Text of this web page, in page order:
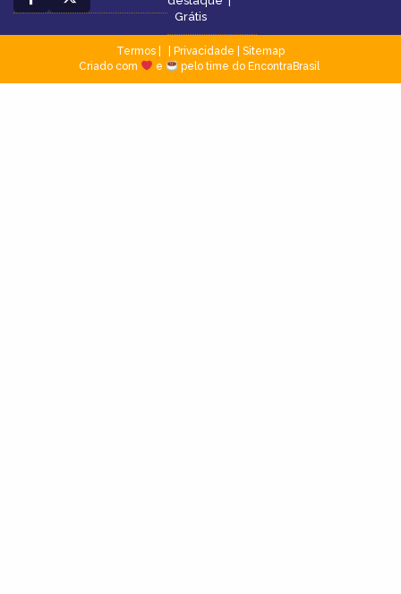
Grátis
Termos Privacidade
Sitemap
Criado com
e pelo time do EncontraBrasil